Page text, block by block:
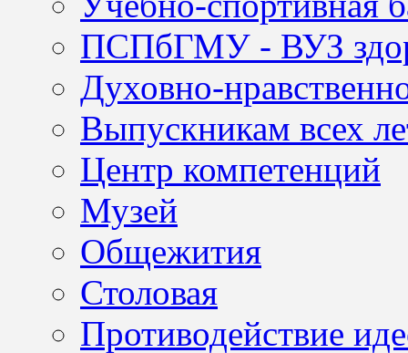
ПСПбГМУ - ВУЗ
Духовно-
Выпускникам всех
Центр компетенций
Музей
Общежития
Столовая
Противодействие